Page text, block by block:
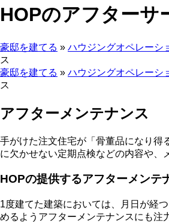
HOPのアフターサ
豪邸を建てる » ハウジングオペレーシ
ス
豪邸を建てる » ハウジングオペレーシ
ス
アフターメンテナンス
手がけた注文住宅が「骨董品になり得
に欠かせない定期点検などの内容や、
HOPの提供するアフターメンテ
1度建てた建築においては、月日が経
めるようアフターメンテナンスにも注